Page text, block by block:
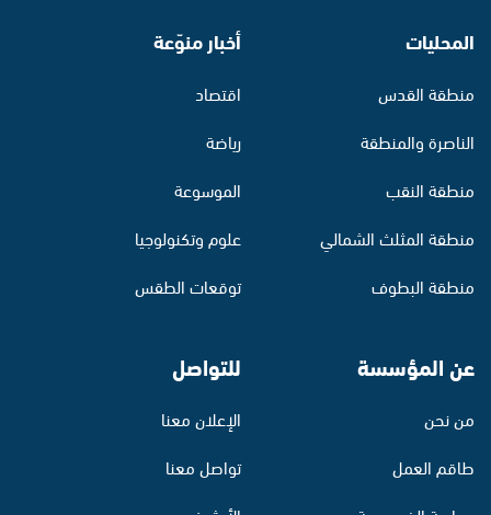
المحليات
منطقة القدس
الناصرة والمنطقة
منطقة النقب
منطقة المثلث الشمالي
منطقة البطوف
أخبار منوّعة
اقتصاد
رياضة
الموسوعة
علوم وتكنولوجيا
توقعات الطقس
عن المؤسسة
من نحن
طاقم العمل
للتواصل
الإعلان معنا
تواصل معنا